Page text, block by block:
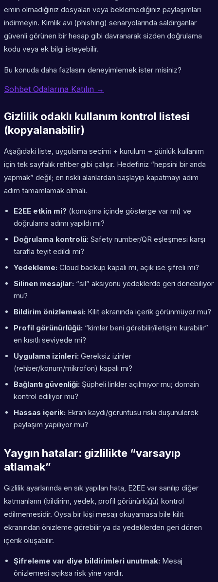
emin olmadığınız dosyaları veya beklemediğiniz paylaşımları
indirmeyin. Kimlik avı (phishing) senaryolarında saldırganlar
güvenli görünen bir hesap gibi davranarak sizden doğrulama
kodu veya ek bilgi isteyebilir.
Bu konuda daha fazlasını deneyimlemek ister misiniz?
Sohbet Odalarına Katılın →
Gizlilik odaklı kullanım kontrol listesi
(kopyalanabilir)
Aşağıdaki liste, uygulama seçimi + kurulum + günlük kullanım
için tek sayfalık rehber gibi çalışır. Hedefiniz “hepsini bir anda
yapmak” değil; en riskli alanlardan başlayıp kapatmayı adım
adım tamamlamak olmalı.
E2EE etkin mi? (konuşma içinde gösterge var mı) ve
doğrulama adımı yapıldı mı?
Doğrulama kontrolü: Safety number/QR eşleşmesi karşı
tarafla teyit edildi mi?
Yedekleme: Cloud backup kapalı mı, açık ise şifreli mi?
Silinen mesajlar: “sil” aksiyonu yedeklerde geri dönebiliyor
mu?
Bildirim önizlemesi: Kilit ekranında içerik görünmüyor mu?
Profil görünürlüğü: “kimler beni görebilir/iletişim kurabilir”
en kısıtlı seviyede mi?
Uygulama izinleri: Gereksiz izinler
(rehber/konum/mikrofon) kapalı mı?
Bağlantı güvenliği: Şüpheli linkler açılmıyor mu; domain
kontrol ediliyor mu?
Hassas içerik: Ekran kaydı/görüntüsü riski düşünülerek
paylaşım yapılıyor mu?
Yaygın hatalar: gizlilikte “varsayıp
atlamak”
Gizlilik ayarlarında en sık yapılan hata, E2EE var sanılıp diğer
katmanların (bildirim, yedek, profil görünürlüğü) kontrol
edilmemesidir. Oysa bir kişi mesajı okuyamasa bile kilit
ekranından önizleme görebilir ya da yedeklerden geri dönen
içerik oluşabilir.
Şifreleme var diye bildirimleri unutmak: Mesaj
önizlemesi açıksa risk yine vardır.